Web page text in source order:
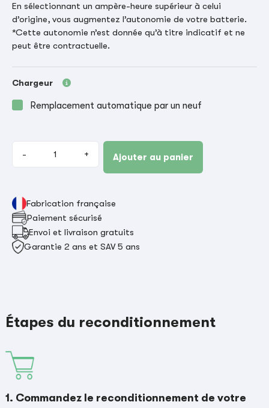
En sélectionnant un ampère-heure supérieur à celui
d’origine, vous augmentez l’autonomie de votre batterie.
*Cette autonomie n’est donnée qu’à titre indicatif et ne
peut être contractuelle.
Chargeur
Remplacement automatique par un neuf
- + Ajouter au panier
Fabrication française
Paiement sécurisé
Envoi et livraison gratuits
Garantie 2 ans et SAV 5 ans
Étapes du reconditionnement
1. Commandez le reconditionnement de votre